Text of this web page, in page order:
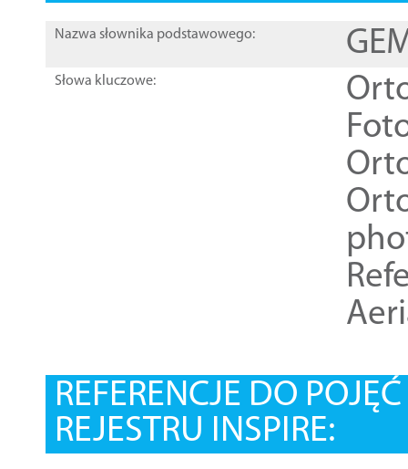
Nazwa słownika podstawowego:
Słowa kluczowe:
REFERENCJE DO
REJESTRU INSPIRE: